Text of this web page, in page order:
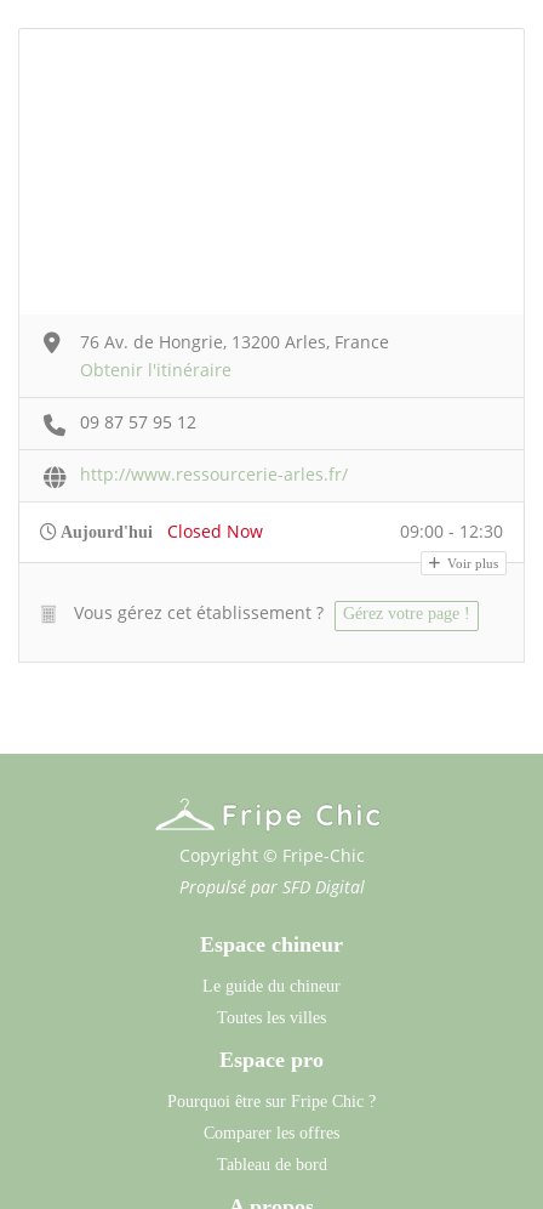
76 Av. de Hongrie, 13200 Arles, France
Obtenir l'itinéraire
09 87 57 95 12
http://www.ressourcerie-arles.fr/
Aujourd'hui Closed Now 09:00 - 12:30
Voir plus
Vous gérez cet établissement ? Gérez votre page !
Copyright © Fripe-Chic
Propulsé par SFD Digital
Espace chineur
Le guide du chineur
Toutes les villes
Espace pro
Pourquoi être sur Fripe Chic ?
Comparer les offres
Tableau de bord